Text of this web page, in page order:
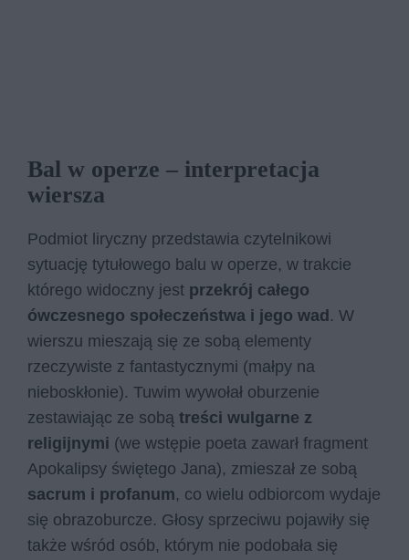
Bal w operze – interpretacja
wiersza
Podmiot liryczny przedstawia czytelnikowi
sytuację tytułowego balu w operze, w trakcie
którego widoczny jest przekrój całego
ówczesnego społeczeństwa i jego wad . W
wierszu mieszają się ze sobą elementy
rzeczywiste z fantastycznymi (małpy na
nieboskłonie). Tuwim wywołał oburzenie
zestawiając ze sobą treści wulgarne z
religijnymi (we wstępie poeta zawarł fragment
Apokalipsy świętego Jana), zmieszał ze sobą
sacrum i profanum, co wielu odbiorcom wydaje
się obrazoburcze. Głosy sprzeciwu pojawiły się
także wśród osób, którym nie podobała się